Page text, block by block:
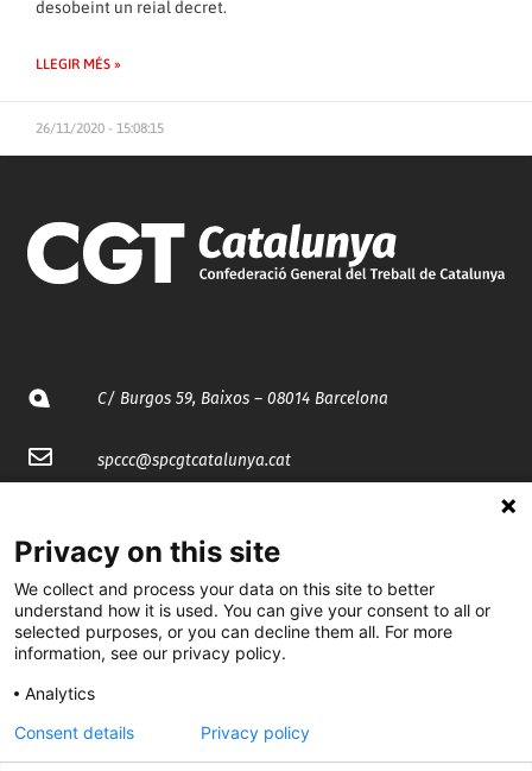
desobeint un reial decret.
LLEGIR MÉS »
26/11/2020 - 15:08:15
C/ Burgos 59, Baixos – 08014 Barcelona
spccc@spcgtcatalunya.cat
@CGTCatalunya
cgtcatalunya
cgtcatalunya
Privacy on this site
We collect and process your data on this site to better
understand how it is used. You can give your consent to all or
selected purposes, or you can decline them all. For more
information, see our privacy policy.
Analytics
Consent details
Privacy policy